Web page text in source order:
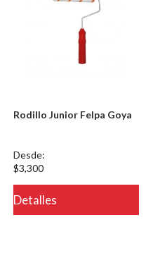
dominios/ferreinox.pagegear.co/
Rodillo Junior Felpa Goya
Desde:
$3,300
Detalles